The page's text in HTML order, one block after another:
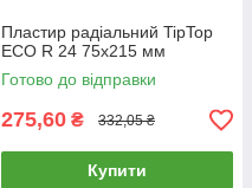
Пластир радіальний TipTop
ECO R 24 75х215 мм
Готово до відправки
275,60 ₴ 332,05 ₴
Купити